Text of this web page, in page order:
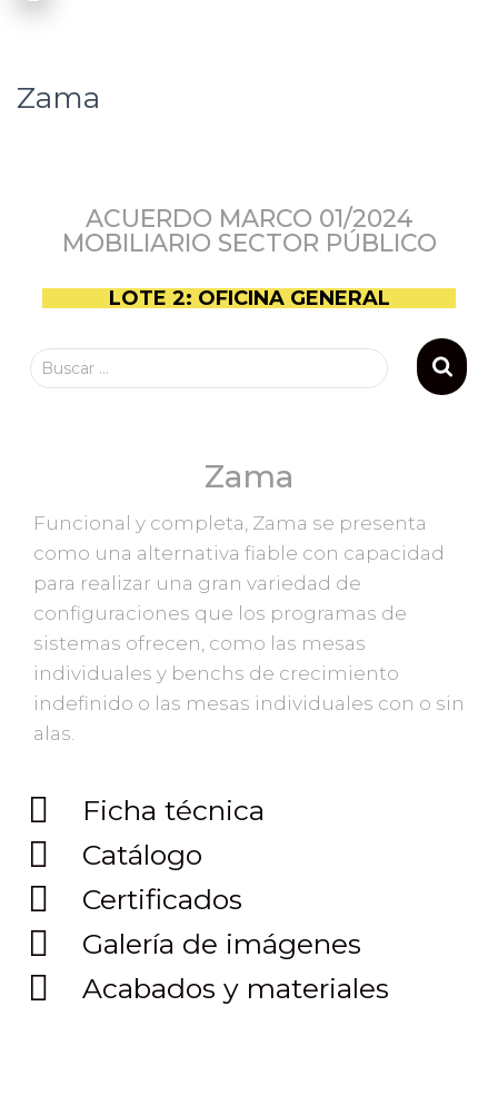
Zama
ACUERDO MARCO 01/2024
MOBILIARIO SECTOR PÚBLICO
LOTE 2: OFICINA GENERAL
Buscar …
Zama
Funcional y completa, Zama se presenta
como una alternativa fiable con capacidad
para realizar una gran variedad de
configuraciones que los programas de
sistemas ofrecen, como las mesas
individuales y benchs de crecimiento
indefinido o las mesas individuales con o sin
alas.
Ficha técnica
Catálogo
Certificados
Galería de imágenes
Acabados y materiales